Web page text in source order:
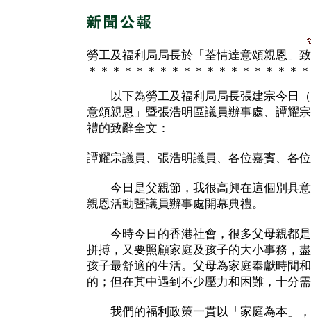
勞工及福利局局長於「荃情達意頌親恩」
＊＊＊＊＊＊＊＊＊＊＊＊＊＊＊＊＊＊
以下為勞工及福利局局長張建宗今日（
意頌親恩」暨張浩明區議員辦事處、譚耀
禮的致辭全文：
譚耀宗議員、張浩明議員、各位嘉賓、各
今日是父親節，我很高興在這個別具意
親恩活動暨議員辦事處開幕典禮。
今時今日的香港社會，很多父母親都是
拼搏，又要照顧家庭及孩子的大小事務，
孩子最舒適的生活。父母為家庭奉獻時間
的；但在其中遇到不少壓力和困難，十分
我們的福利政策一貫以「家庭為本」，